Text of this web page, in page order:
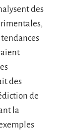
des
des
de
la